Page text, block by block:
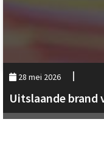
28 mei 2026
Uitslaande brand